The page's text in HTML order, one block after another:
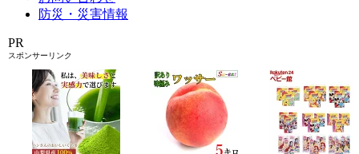
防災・災害情報
PR
スポンサーリンク